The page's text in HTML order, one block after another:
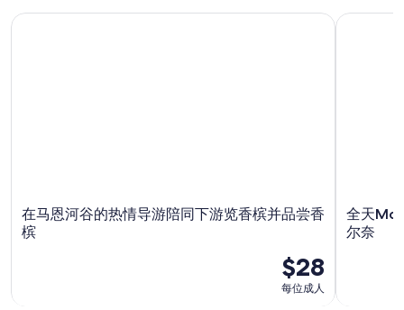
在马恩河谷的热情导游陪同下游览香槟并品尝香
槟
$28
每位成人
在马恩河谷的热情导游陪同下游览香槟并品尝香槟
全天
尔奈
全天Moet